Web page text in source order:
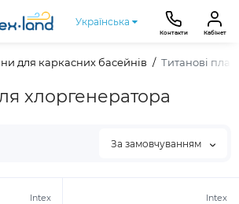
Українська
Контакти Кабінет
для каркасних басейнів Титанові
хлоргенератора
За замовчуванням
Intex Intex